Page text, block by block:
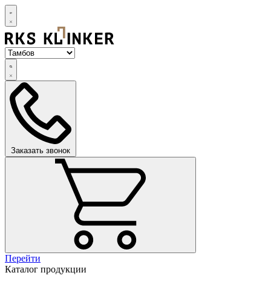
Заказать звонок
Перейти
Каталог продукции